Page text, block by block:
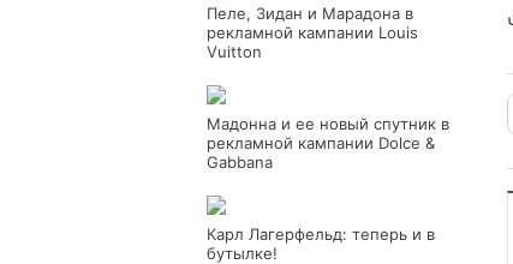
Пеле, Зидан и Марадона в
рекламной кампании Louis
Vuitton
Мадонна и ее новый спутник в
рекламной кампании Dolce &
Gabbana
Карл Лагерфельд: теперь и в
бутылке!